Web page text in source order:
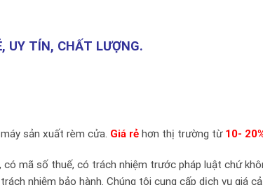
UY TÍN, CHẤT LƯỢNG.
sản xuất rèm cửa. Giá rẻ hơn thị trường từ 10-
mã số thuế, có trách nhiệm trước pháp luật chứ
nhiệm bảo hành. Chúng tôi cung cấp dịch vụ giá